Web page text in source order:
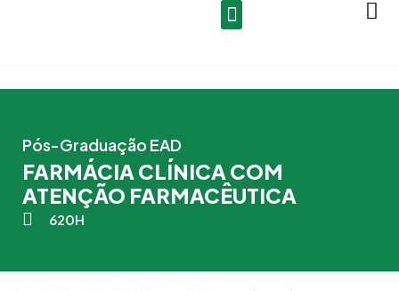
Pós-Graduação EAD
FARMÁCIA CLÍNICA COM
ATENÇÃO FARMACÊUTICA
620H